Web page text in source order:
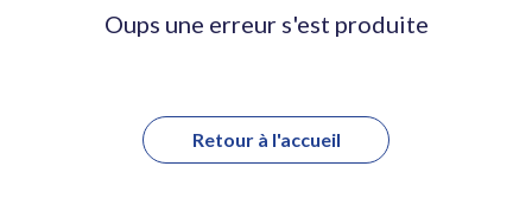
Oups une erreur s'est produite
Retour à l'accueil